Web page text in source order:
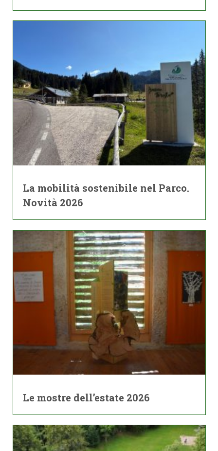
La mobilità sostenibile nel Parco.
Novità 2026
Le mostre dell’estate 2026